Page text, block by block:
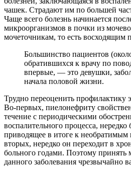
чашек. Страдают им по большей
Чаще всего болезнь начинается
микроорганизмов в почки из
мочеточникам, то есть восходящим
Большинство пациентов
обратившихся к врачу по
впервые, — это девушки,
начала половой жизни.
Трудно переоценить профилактику
Во-первых, пиелонефриту
течение с периодическими
воспалительного процесса, нередко
приводящее в итоге к
вторых, нередко он переходит в
больного годами. Поэтому принять
данного заболевания чрезвычайно